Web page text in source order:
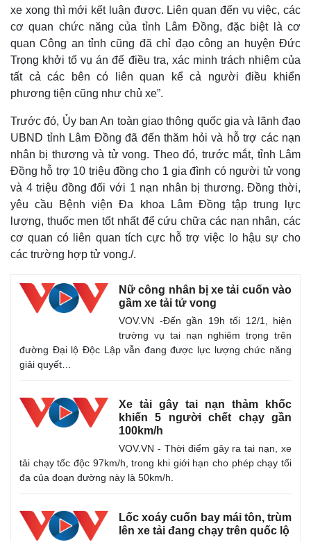
Bất động sản
Khởi nghiệp
Thị trường
Giá vàng
Tiêu dùng
Chứng khoán
Giá cà phê
xe xong thì mới kết luận được. Liên quan đến vụ việc, các
cơ quan chức năng của tỉnh Lâm Đồng, đặc biệt là cơ
quan Công an tỉnh cũng đã chỉ đạo công an huyện Đức
Trọng khởi tố vụ án để điều tra, xác minh trách nhiệm của
tất cả các bên có liên quan kể cả người điều khiển
phương tiện cũng như chủ xe”.
Trước đó, Ủy ban An toàn giao thông quốc gia và lãnh đạo
UBND tỉnh Lâm Đồng đã đến thăm hỏi và hỗ trợ các nạn
nhân bị thương và tử vong. Theo đó, trước mắt, tỉnh Lâm
Đồng hỗ trợ 10 triệu đồng cho 1 gia đình có người tử vong
và 4 triệu đồng đối với 1 nạn nhân bị thương. Đồng thời,
yêu cầu Bệnh viện Đa khoa Lâm Đồng tập trung lực
lượng, thuốc men tốt nhất để cứu chữa các nạn nhân, các
cơ quan có liên quan tích cực hỗ trợ việc lo hậu sự cho
các trường hợp tử vong./.
Nữ công nhân bị xe tải cuốn vào
gầm xe tải tử vong
VOV.VN -Đến gần 19h tối 12/1, hiện
trường vụ tai nạn nghiêm trọng trên
đường Đại lộ Độc Lập vẫn đang được lực lượng chức năng
giải quyết…
Xe tải gây tai nạn thảm khốc
khiến 5 người chết chạy gần
100km/h
VOV.VN - Thời điểm gây ra tai nạn, xe
tải chạy tốc độc 97km/h, trong khi giới hạn cho phép chạy tối
đa của đoạn đường này là 50km/h.
Lốc xoáy cuốn bay mái tôn, trùm
lên xe tải đang chạy trên quốc lộ